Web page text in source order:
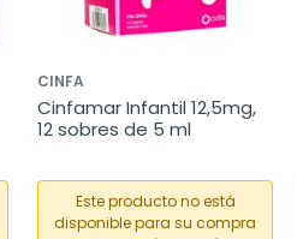
CINFA
Cinfamar Infantil 12,5mg,
12 sobres de 5 ml
Este producto no está
disponible para su compra